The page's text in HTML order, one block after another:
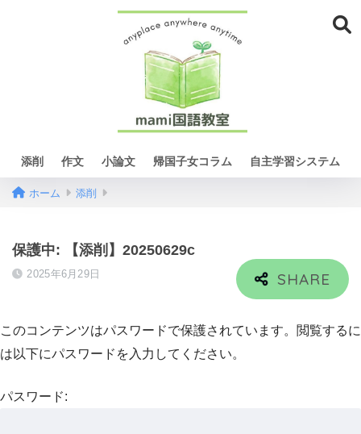
添削 作文 小論文 帰国子女コラム 自主学習システム
ホーム 添削
保護中: 【添削】20250629c
2025年6月29日
このコンテンツはパスワードで保護されています。閲覧するに
は以下にパスワードを入力してください。
パスワード: